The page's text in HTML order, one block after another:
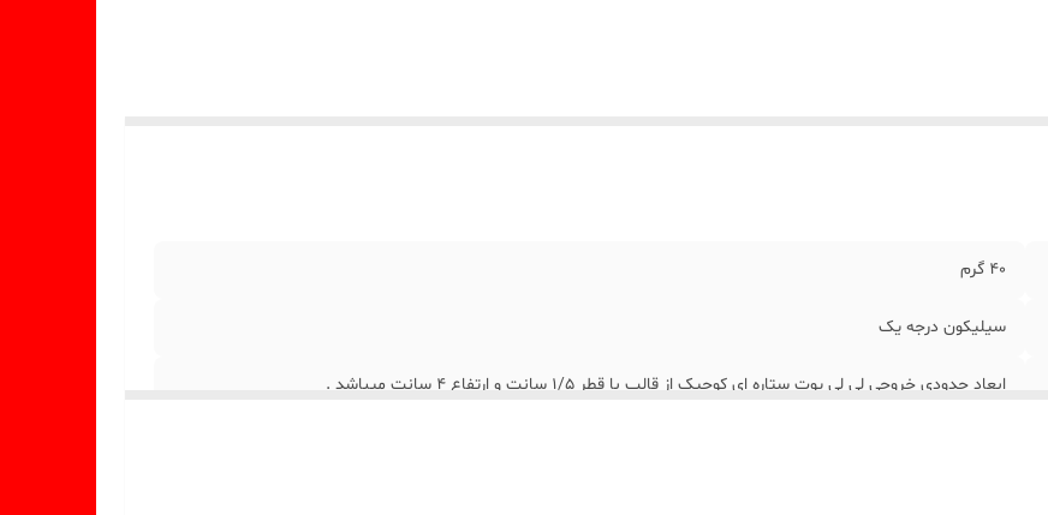
40 گرم
سیلیکون درجه یک
ابعاد حدودی خروجی لی لی پوت ستاره ای کوچیک از قالب با قطر 1/5 سانت و ارتفاع 4 سانت میباشد .